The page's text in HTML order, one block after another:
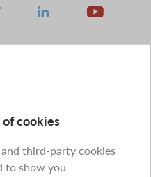
Linkedin Youtube
of cookies
and third-party cookies
to show you